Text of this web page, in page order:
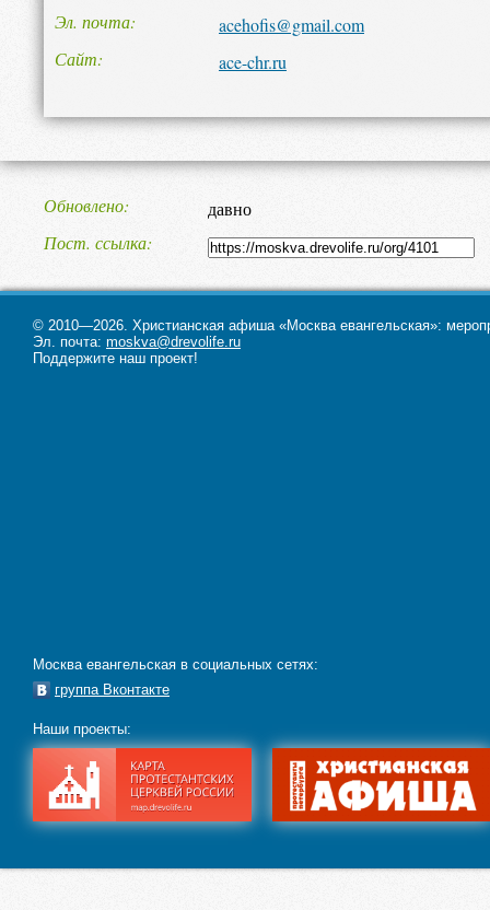
Эл. почта
acehofis@gmail.com
Сайт
ace-chr.ru
Обновлено
давно
Пост. ссылка
© 2010—2026. Христианская афиша «Москва евангельская»:
Эл. почта: moskva@drevolife.ru
Поддержите наш проект!
Москва евангельская в социальных сетях:
группа Вконтакте
Наши проекты: